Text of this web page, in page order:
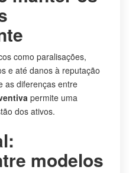
como paralisações,
e até danos à reputação
as diferenças entre
permite uma
dos ativos.
modelos